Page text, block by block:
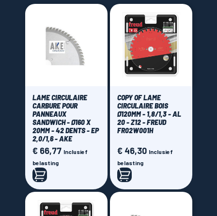
alésage de lame
Epaisseur
2 mm(12)
2,2 mm(6)
2,4 mm (2)
2,6 mm (2)
2,8 mm(1)
Nombre de dents
30 dents(2)
LAME CIRCULAIRE
CARBURE POUR
PANNEAUX
SANDWICH - Ø160 X
20MM - 42 DENTS - EP
2,0/1,6 - AKE
Prijs
€ 66,77 Inclusief
belasting
COPY OF LAME
CIRCULAIRE BOIS
Ø120MM - 1,8/1,3 - AL
20 - Z12 - FREUD
FR02W001H
Prijs
€ 46,30 Inclusief
belasting